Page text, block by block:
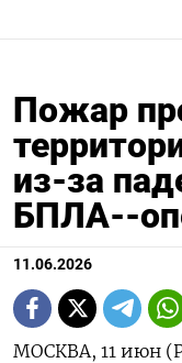
Пожар
из-за
БПЛА--
11.06.2026
МОСКВА, 11 июн